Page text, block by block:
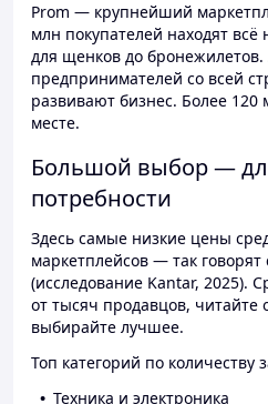
Prom — крупнейший
млн покупателей находят
для щенков до бронежилетов.
предпринимателей со всей
развивают бизнес. Более 120
месте.
Большой выбор —
потребности
Здесь самые низкие цены
маркетплейсов — так говорят
(исследование Kantar, 2025).
от тысяч продавцов, читайте
выбирайте лучшее.
Топ категорий по количеству
Техника и электроника